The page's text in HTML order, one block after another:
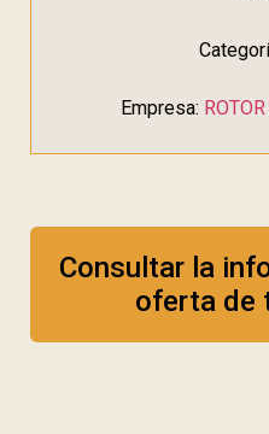
Empresa:
Consultar la
oferta de